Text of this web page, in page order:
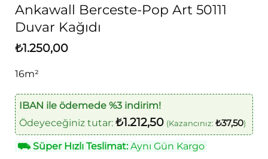
Ankawall Berceste-Pop Art 50111
Duvar Kağıdı
₺1.250,00
16m²
IBAN ile ödemede %3 indirim!
Ödeyeceğiniz tutar: ₺1.212,50 (Kazancınız: ₺37,50)
⛟Süper Hızlı Teslimat:Aynı Gün Kargo